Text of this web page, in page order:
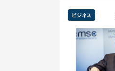
ビジネス